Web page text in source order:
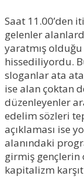
Saat 11.00’den
gelenler
yaratmış olduğu
hissediliyordu.
sloganlar ata
ise alan çoktan
düzenleyenler
edelim sözleri
açıklaması ise
alanındaki
girmiş gençlerin
kapitalizm